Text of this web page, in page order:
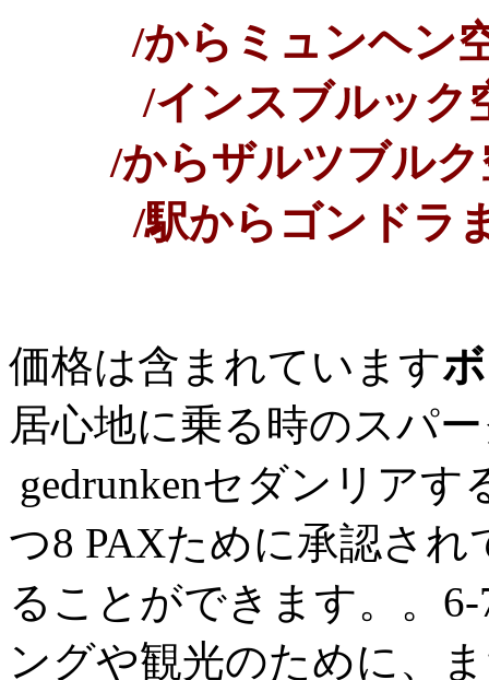
/からミュンヘン
/インスブルック
/からザルツブル
/駅からゴンド
価格は含まれています
居心地に乗る時のスパ
gedrunkenセダンリア
つ8 PAXために承認され
ることができます。 。
ングや観光のために、